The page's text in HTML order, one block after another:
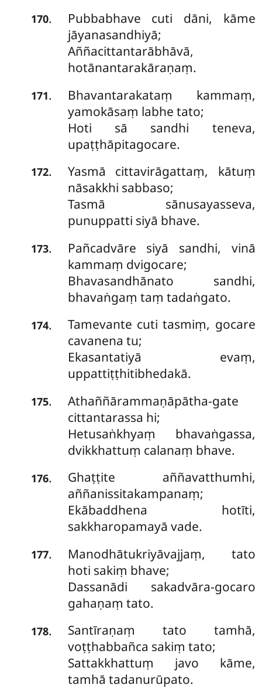
170.
Pubbabhave cuti dāni, kāme
jāyanasandhiyā;
Aññacittantarābhāvā,
hotānantarakāraṇaṃ.
171.
Bhavantarakataṃ kammaṃ,
yamokāsaṃ labhe tato;
Hoti sā sandhi teneva,
upaṭṭhāpitagocare.
172.
Yasmā cittavirāgattaṃ, kātuṃ
nāsakkhi sabbaso;
Tasmā sānusayasseva,
punuppatti siyā bhave.
173.
Pañcadvāre siyā sandhi, vinā
kammaṃ dvigocare;
Bhavasandhānato sandhi,
bhavaṅgaṃ taṃ tadaṅgato.
174. Tamevante cuti tasmiṃ, gocare
cavanena tu;
Ekasantatiyā evaṃ,
uppattiṭṭhitibhedakā.
175.
Athaññārammaṇāpātha-gate
cittantarassa hi;
Hetusaṅkhyaṃ bhavaṅgassa,
dvikkhattuṃ calanaṃ bhave.
176.
Ghaṭṭite aññavatthumhi,
aññanissitakampanaṃ;
Ekābaddhena hotīti,
sakkharopamayā vade.
177.
Manodhātukriyāvajjaṃ, tato
hoti sakiṃ bhave;
Dassanādi sakadvāra-gocaro
gahaṇaṃ tato.
178.
Santīraṇaṃ tato tamhā,
voṭṭhabbañca sakiṃ tato;
Sattakkhattuṃ javo kāme,
tamhā tadanurūpato.